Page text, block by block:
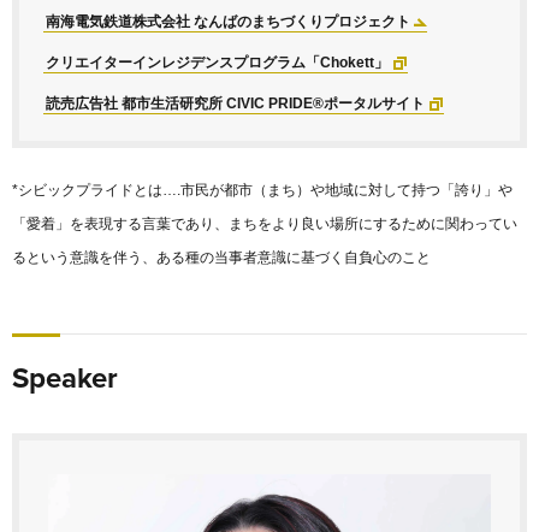
南海電気鉄道株式会社 なんばのまちづくりプロジェクト
クリエイターインレジデンスプログラム「Chokett」
読売広告社 都市生活研究所 CIVIC PRIDE®ポータルサイト
*シビックプライドとは….市民が都市（まち）や地域に対して持つ「誇り」や
「愛着」を表現する言葉であり、まちをより良い場所にするために関わってい
るという意識を伴う、ある種の当事者意識に基づく自負心のこと
Speaker